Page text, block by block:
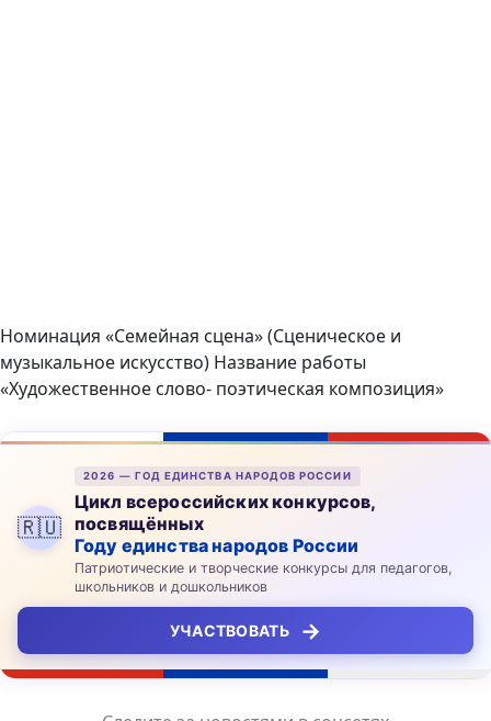
Номинация «Семейная сцена» (Сценическое и
музыкальное искусство) Название работы
«Художественное слово- поэтическая композиция»
🇷🇺
2026 — ГОД ЕДИНСТВА НАРОДОВ РОССИИ
Цикл всероссийских конкурсов,
посвящённых
Году единства народов России
Патриотические и творческие конкурсы для педагогов,
школьников и дошкольников
УЧАСТВОВАТЬ →